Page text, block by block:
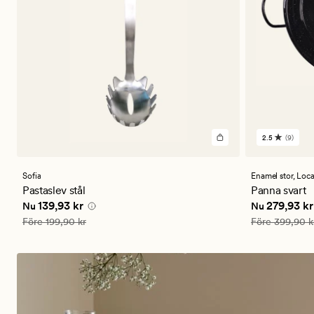
Sofia
Pastaslev stål
Nuvarande pris
Nu 139,93 kr
Ordinarie pris 199,90 kr
Före199,90 kr
9
ett
betyg
på
2.5
2.5 (9)
Enamel stor,
Panna svart
Nuvarande
Nu 279,93 kr
Ordinarie pris
Före399,90